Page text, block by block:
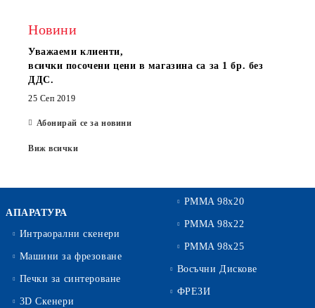
Новини
Уважаеми клиенти,
всички посочени цени в магазина са за 1 бр. без
ДДС.
25 Сеп 2019
Абонирай се за новини
Виж всички
АПАРАТУРА
Интраорални скенери
Машини за фрезоване
Печки за синтероване
3D Скенери
PMMA 98x20
PMMA 98x22
PMMA 98x25
Восъчни Дискове
ФРЕЗИ